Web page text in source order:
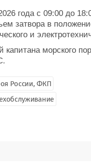
года с 09:00 до
затвора в
и
морского
России, ФКП